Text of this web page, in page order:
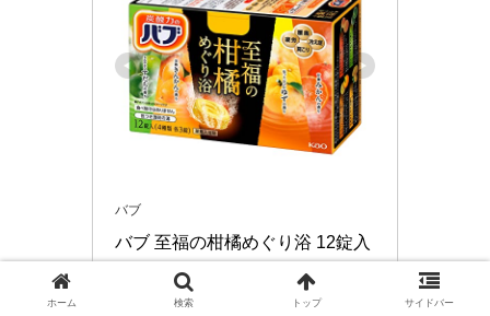
バブ
バブ 至福の柑橘めぐり浴 12錠入
(4種類各3錠入)
ホーム 検索 トップ サイドバー